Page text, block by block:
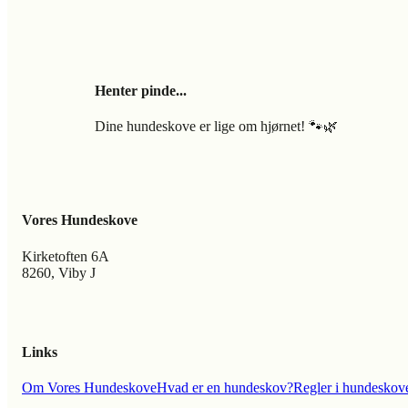
Henter pinde...
Dine hundeskove er lige om hjørnet! 🐾🌿
Vores Hundeskove
Kirketoften 6A
8260, Viby J
Links
Om Vores HundeskoveHvad er en hundeskov?Regler i